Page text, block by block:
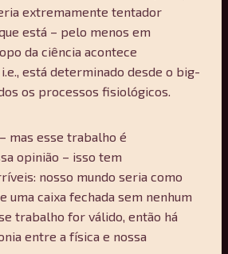
extremamente tentador
está – pelo menos em
da ciência acontece
está determinado desde o big-
os processos fisiológicos.
mas esse trabalho é
opinião – isso tem
nosso mundo seria como
uma caixa fechada sem nenhum
trabalho for válido, então há
entre a física e nossa